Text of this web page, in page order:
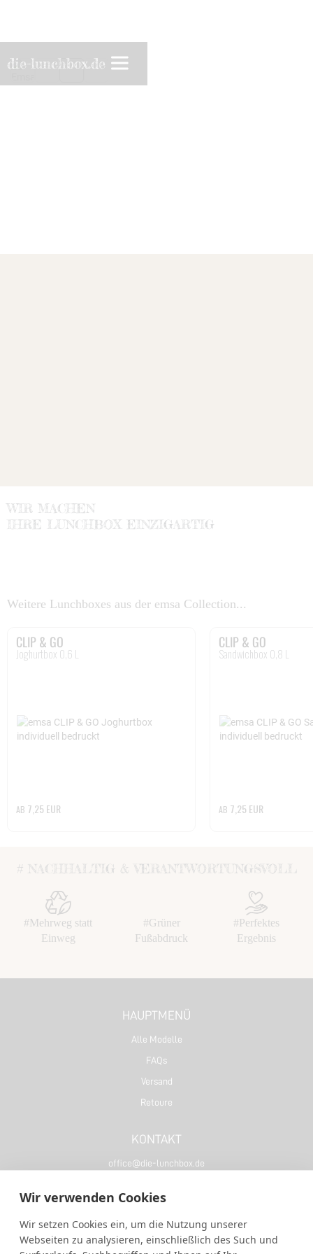
die-lunchbox.de
WIR MACHEN
IHRE LUNCHBOX EINZIGARTIG
Weitere Lunchboxes aus der emsa Collection...
CLIP & GO
Joghurtbox 0,6 L
AB 7,25 EUR
CLIP & GO
Sandwichbox 0,8 L
AB 7,25 EUR
# NACHHALTIG & VERANTWORTUNGSVOLL
#Mehrweg statt
Einweg
#Grüner
Fußabdruck
#Perfektes
Ergebnis
HAUPTMENÜ
Alle Modelle
FAQs
Versand
Retoure
KONTAKT
office@die-lunchbox.de
LERNEN SIE UNS KENNEN :)
Über uns
Wir verwenden Cookies
Wir setzen Cookies ein, um die Nutzung unserer
Webseiten zu analysieren, einschließlich des Such und